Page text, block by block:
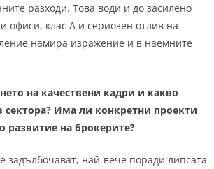
разходи. Това води и до засилено
офиси, клас А и сериозен отлив на
намира изражение и в наемните
на качествени кадри и какво
Има ли конкретни проекти
на брокерите?
задълбочават, най-вече поради липсата